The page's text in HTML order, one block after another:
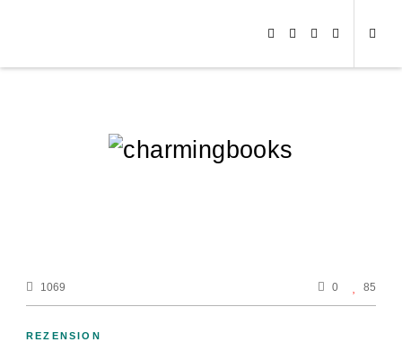
1069 0 85
REZENSION